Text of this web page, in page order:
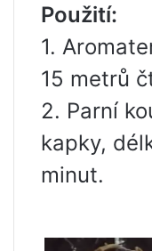
Použití:
1.
15 metrů
2. Parní
kapky,
minut.